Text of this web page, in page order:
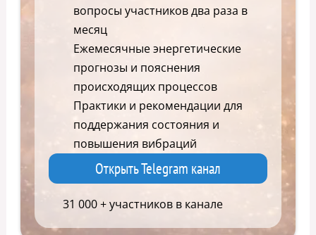
вопросы участников два раза в
месяц
Ежемесячные энергетические
прогнозы и пояснения
происходящих процессов
Практики и рекомендации для
поддержания состояния и
повышения вибраций
Открыть Telegram канал
31 000 + участников в канале